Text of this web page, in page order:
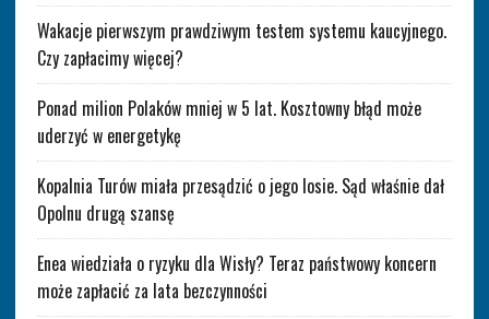
Wakacje pierwszym prawdziwym testem systemu kaucyjnego.
Czy zapłacimy więcej?
Ponad milion Polaków mniej w 5 lat. Kosztowny błąd może
uderzyć w energetykę
Kopalnia Turów miała przesądzić o jego losie. Sąd właśnie dał
Opolnu drugą szansę
Enea wiedziała o ryzyku dla Wisły? Teraz państwowy koncern
może zapłacić za lata bezczynności